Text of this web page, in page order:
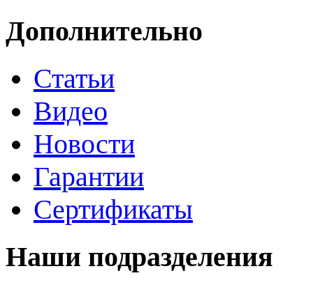
Дополнительно
Статьи
Видео
Новости
Гарантии
Сертификаты
Наши подразделения